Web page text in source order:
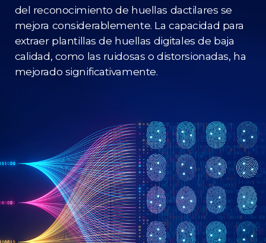
del reconocimiento de huellas dactilares se
mejora considerablemente. La capacidad para
extraer plantillas de huellas digitales de baja
calidad, como las ruidosas o distorsionadas, ha
mejorado significativamente.